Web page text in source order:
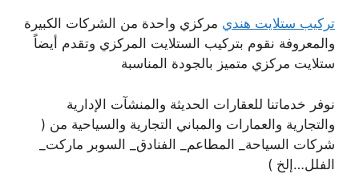
تركيب ستلايت هندي مركزي واحدة من الشركات الكبيرة
والمعروفة نقوم بتركيب الستلايت المركزي وتقدم أيضاً
ستلايت مركزي متميز بالجودة المناسبة
نوفر خدماتنا للعقارات الحديثة والمنشآت الإدارية
والتجارية والعمارات والمباني التجارية والسياحية من (
شركات السياحة_ المطاعم_ الفنادق_ السوبر ماركت_
الفلل…إلخ )